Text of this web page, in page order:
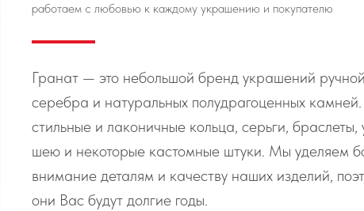
работаем с любовью к каждому украшению и покупателю
Гранат — это небольшой бренд украшений
серебра и натуральных полудрагоценных
стильные и лаконичные кольца, серьги,
шею и некоторые кастомные штуки. Мы уделяем
внимание деталям и качеству наших изделий,
они Вас будут долгие годы.